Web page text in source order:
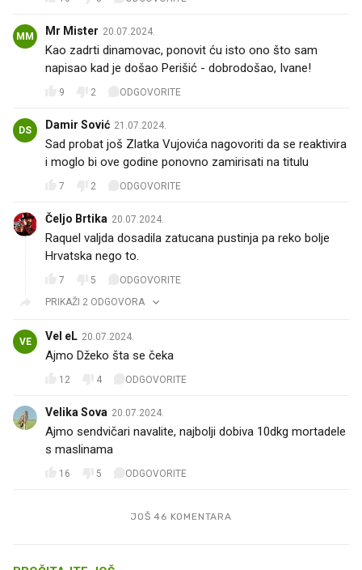
MM Mr Mister 20.07.2024.
Kao zadrti dinamovac, ponovit ću isto ono što sam
napisao kad je došao Perišić - dobrodošao, Ivane!
9 2 ODGOVORITE
DS Damir Sović 21.07.2024.
Sad probat još Zlatka Vujovića nagovoriti da se reaktivira
i moglo bi ove godine ponovno zamirisati na titulu
7 2 ODGOVORITE
Čeljo Brtika 20.07.2024.
Raquel valjda dosadila zatucana pustinja pa reko bolje
Hrvatska nego to.
7 5
ODGOVORITE
PRIKAŽI 2 ODGOVORA
VE Vel eL 20.07.2024.
Ajmo Džeko šta se čeka🔥🔥
12 4 ODGOVORITE
Velika Sova 20.07.2024.
Ajmo sendvičari navalite, najbolji dobiva 10dkg mortadele
s maslinama
16 5 ODGOVORITE
JOŠ 46 KOMENTARA